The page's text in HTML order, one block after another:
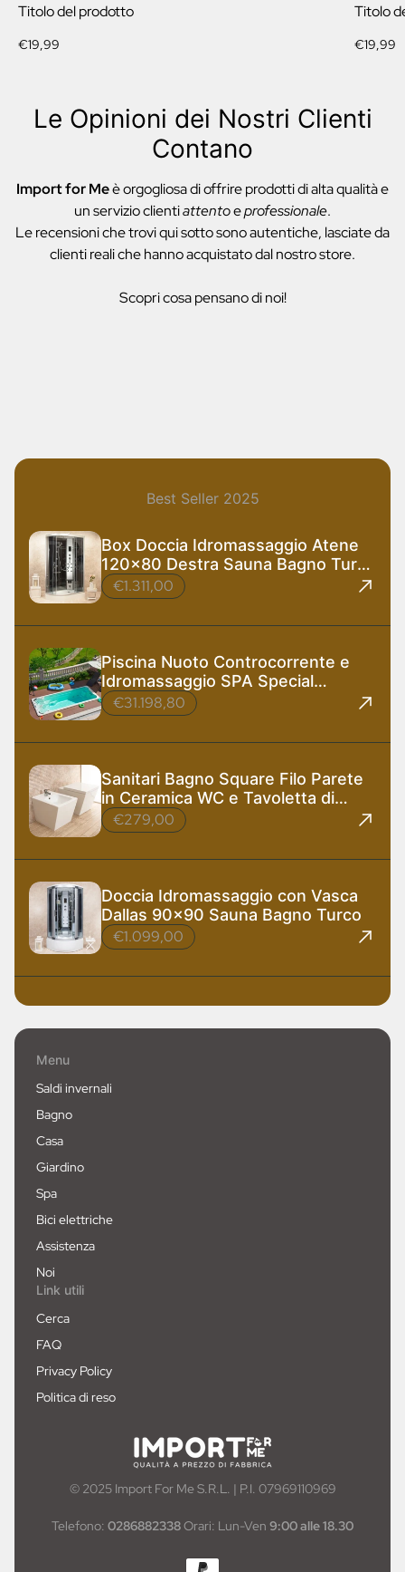
Titolo del prodotto
Prezzo
€19,99
Titolo
Prezzo
€19,99
Le Opinioni dei Nostri Clienti
Contano
Import for Meè orgogliosa di offrire prodotti di alta qualità e
un servizio clientiattentoeprofessionale.
Le recensioni che trovi qui sotto sono autentiche, lasciate da
clienti reali che hanno acquistato dal nostro store.
Scopri cosa pensano di noi!
Best Seller 2025
Box Doccia Idromassaggio Atene
120x80 Destra Sauna Bagno Turco
e Ozono
€1.311,00
Piscina Nuoto Controcorrente e
Idromassaggio SPA Special
585x220 cm
€31.198,80
Sanitari Bagno Square Filo Parete
in Ceramica WC e Tavoletta di
Design
€279,00
Doccia Idromassaggio con Vasca
Dallas 90x90 Sauna Bagno Turco
€1.099,00
Menu
Saldi invernali
Bagno
Casa
Giardino
Spa
Bici elettriche
Assistenza
Noi
Link utili
Cerca
FAQ
Privacy Policy
Politica di reso
© 2025 Import For Me S.R.L. | P.I. 07969110969
Telefono: 0286882338Orari: Lun-Ven 9:00 alle 18.30